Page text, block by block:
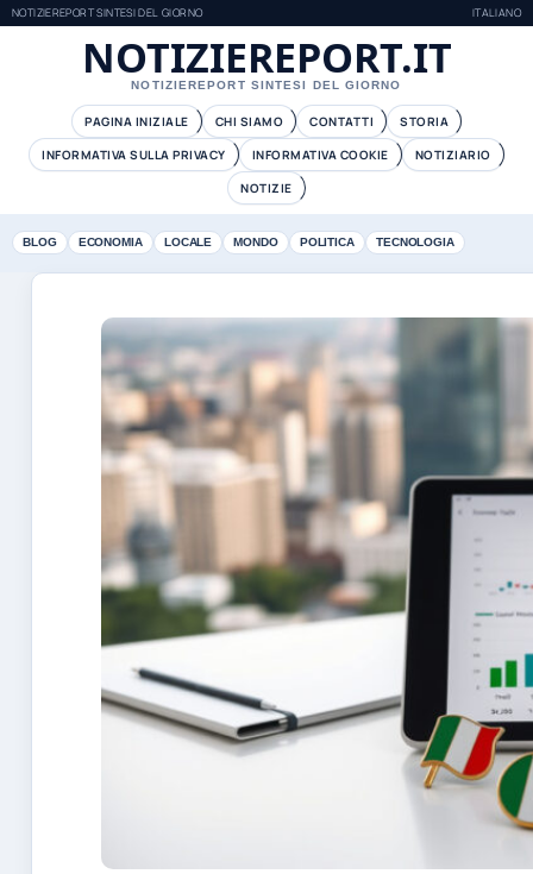
NOTIZIEREPORT SINTESI DEL GIORNO ITALIANO
NOTIZIEREPORT.IT
NOTIZIEREPORT SINTESI DEL GIORNO
PAGINA INIZIALE CHI SIAMO CONTATTI
STORIA
INFORMATIVA SULLA PRIVACY
INFORMATIVA COOKIE
NOTIZIARIO
NOTIZIE
BLOG ECONOMIA LOCALE MONDO POLITICA TECNOLOGIA